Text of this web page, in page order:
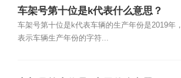
车架号第十位是k代表什么意思？
车架号第十位是k代表车辆的生产年份是2019年，
表示车辆生产年份的字符...